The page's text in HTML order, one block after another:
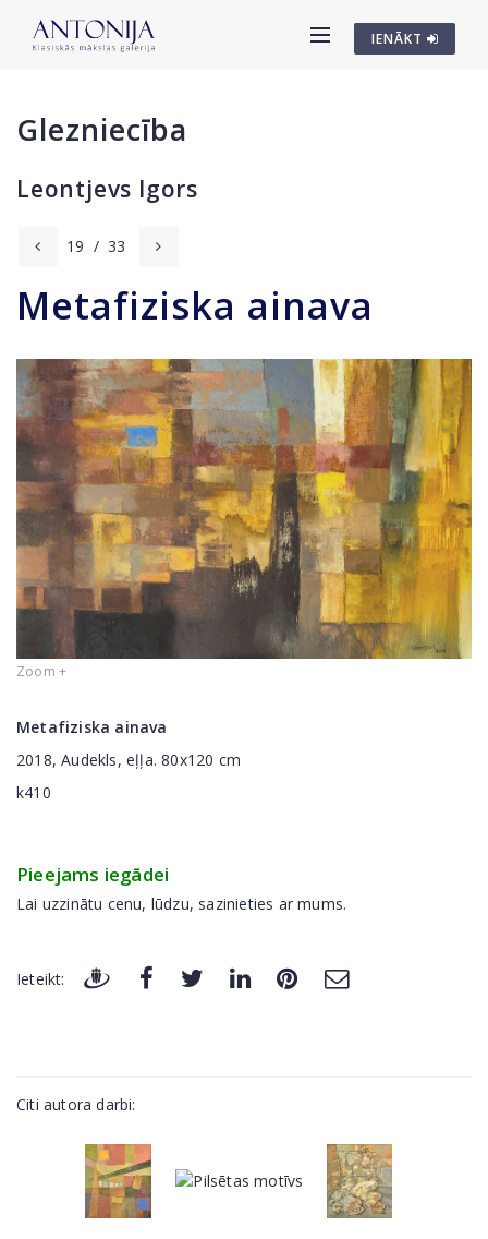
IENĀKT
Glezniecība
Leontjevs Igors
19 / 33
Metafiziska ainava
Zoom +
Metafiziska ainava
2018, Audekls, eļļa. 80x120 cm
k410
Pieejams iegādei
Lai uzzinātu cenu, lūdzu, sazinieties ar mums.
Ieteikt:
Citi autora darbi: